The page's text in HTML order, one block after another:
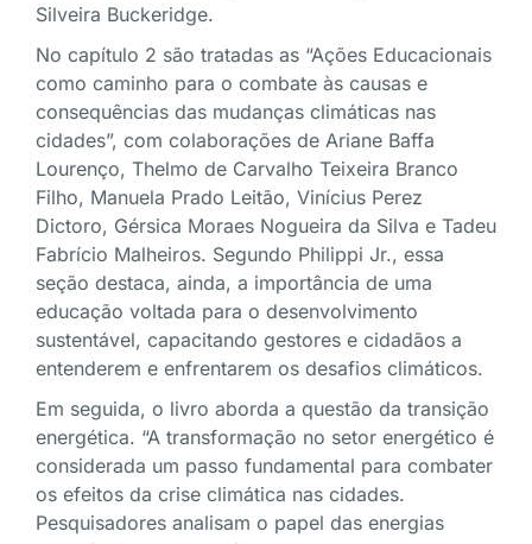
Silveira Buckeridge.
No capítulo 2 são tratadas as “Ações Educacionais
como caminho para o combate às causas e
consequências das mudanças climáticas nas
cidades”, com colaborações de Ariane Baffa
Lourenço, Thelmo de Carvalho Teixeira Branco
Filho, Manuela Prado Leitão, Vinícius Perez
Dictoro, Gérsica Moraes Nogueira da Silva e Tadeu
Fabrício Malheiros. Segundo Philippi Jr., essa
seção destaca, ainda, a importância de uma
educação voltada para o desenvolvimento
sustentável, capacitando gestores e cidadãos a
entenderem e enfrentarem os desafios climáticos.
Em seguida, o livro aborda a questão da transição
energética. “A transformação no setor energético é
considerada um passo fundamental para combater
os efeitos da crise climática nas cidades.
Pesquisadores analisam o papel das energias